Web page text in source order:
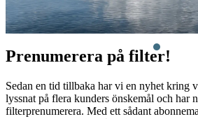
Prenumerera på filter!
Sedan en tid tillbaka har vi en nyhet kring
lyssnat på flera kunders önskemål och har
filterprenumerera. Med ett sådant